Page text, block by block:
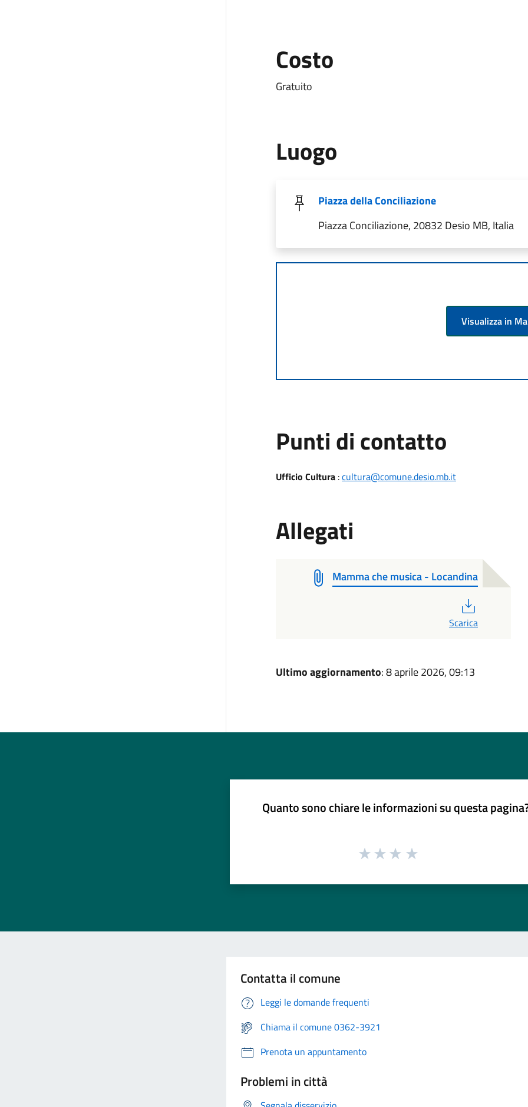
Costo
Gratuito
Luogo
Piazza della Conciliazione
Piazza Conciliazione, 20832 Desio MB, Italia
Visualizza in
Punti di contatto
Ufficio Cultura:cultura@comune.desio.mb.it
Allegati
Mamma che musica - Locandina
Scarica
Ultimo aggiornamento: 8 aprile 2026, 09:13
Quanto sono chiare le informazioni su questa
Contatta il comune
Leggi le domande frequenti
Chiama il comune 0362-3921
Prenota un appuntamento
Problemi in città